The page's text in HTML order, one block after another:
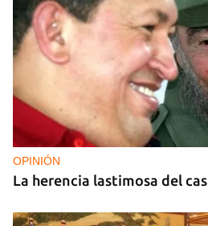
OPINIÓN
La herencia lastimosa del